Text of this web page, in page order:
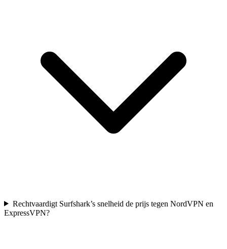
Rechtvaardigt Surfshark’s snelheid de prijs tegen NordVPN en
ExpressVPN?